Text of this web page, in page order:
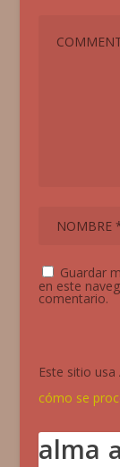
Guardar
en este
comentario.
Este sitio
cómo se
alma